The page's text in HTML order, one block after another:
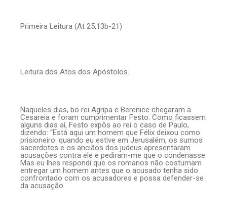
Primeira Leitura (At 25,13b-21)
Leitura dos Atos dos Apóstolos.
Naqueles dias, bo rei Agripa e Berenice chegaram a
Cesareia e foram cumprimentar Festo. Como ficassem
alguns dias aí, Festo expôs ao rei o caso de Paulo,
dizendo: “Está aqui um homem que Félix deixou como
prisioneiro. quando eu estive em Jerusalém, os sumos
sacerdotes e os anciãos dos judeus apresentaram
acusações contra ele e pediram-me que o condenasse.
Mas eu lhes respondi que os romanos não costumam
entregar um homem antes que o acusado tenha sido
confrontado com os acusadores e possa defender-se
da acusação.